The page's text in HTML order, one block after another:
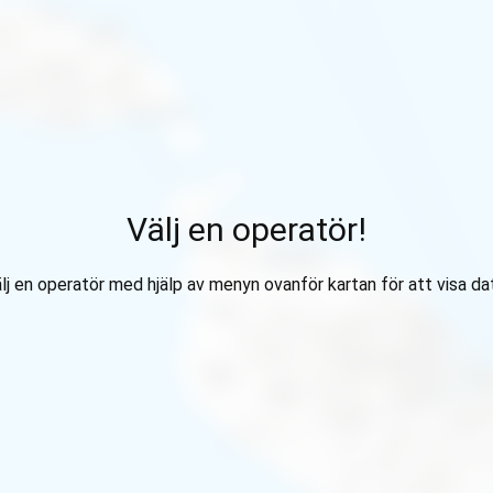
Välj en operatör!
en operatör med hjälp av menyn ovanför kartan för att visa